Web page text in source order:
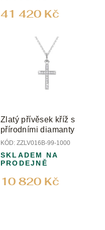
41 420 Kč
Zlatý přívěsek kříž s
přírodními diamanty
KÓD: ZZLV016B-99-1000
10 820 Kč
SKLADEM NA
PRODEJNĚ